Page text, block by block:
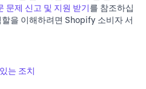
문제 신고 및 지원 받기를 참조하십
을 이해하려면 Shopify 소비자 서
는 조치